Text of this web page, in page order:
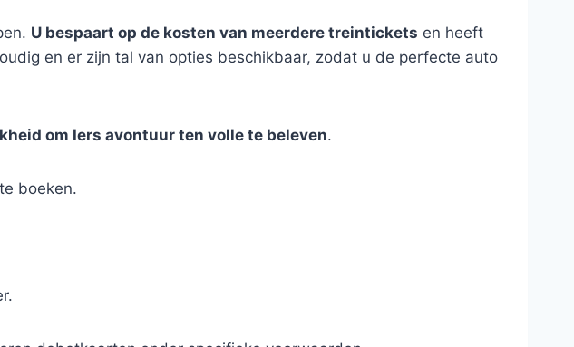
U bespaart op de kosten van meerdere treintickets en heeft
en er zijn tal van opties beschikbaar, zodat u de perfecte auto
om Iers avontuur ten volle te beleven.
boeken.